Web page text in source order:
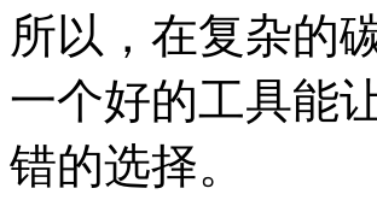
所以，在复杂的
一个好的工具能
错的选择。